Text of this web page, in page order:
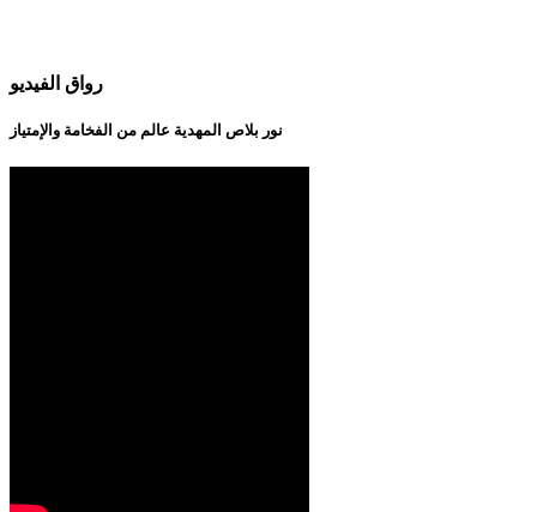
رواق الفيديو
نور بلاص المهدية عالم من الفخامة والإمتياز